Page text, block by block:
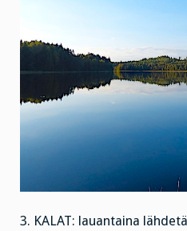
3. KALAT: lauantaina